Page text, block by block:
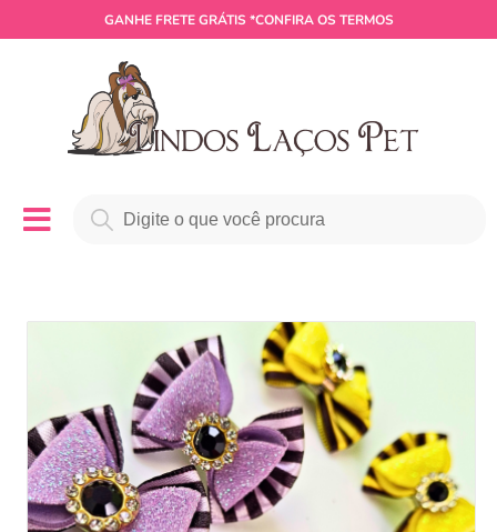
GANHE FRETE GRÁTIS *CONFIRA OS TERMOS